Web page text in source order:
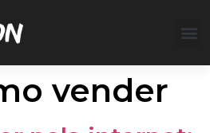
vender